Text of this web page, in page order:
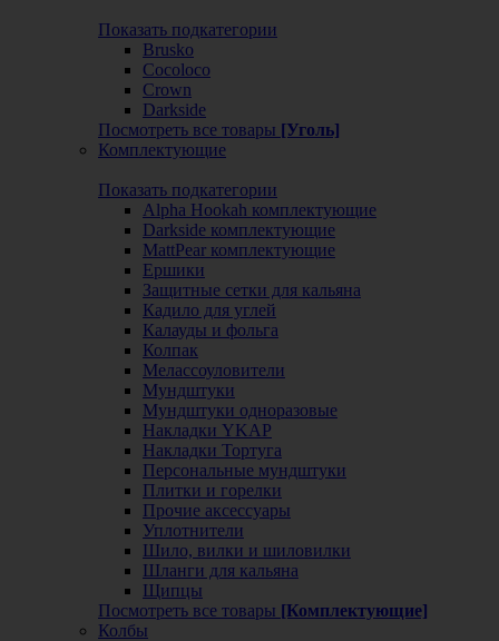
Показать подкатегории
Brusko
Cocoloco
Crown
Darkside
Посмотреть все товары [Уголь]
Комплектующие
Показать подкатегории
Alpha Hookah комплектующие
Darkside комплектующие
MattPear комплектующие
Ершики
Защитные сетки для кальяна
Кадило для углей
Калауды и фольга
Колпак
Мелассоуловители
Мундштуки
Мундштуки одноразовые
Накладки YKAP
Накладки Тортуга
Персональные мундштуки
Плитки и горелки
Прочие аксессуары
Уплотнители
Шило, вилки и шиловилки
Шланги для кальяна
Щипцы
Посмотреть все товары [Комплектующие]
Колбы